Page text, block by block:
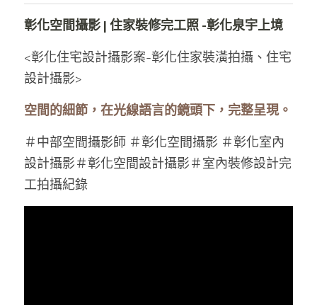
彰化空間攝影 | 住家裝修完工照 -彰化泉宇上境
<彰化住宅設計攝影案-彰化住家裝潢拍攝、住宅
設計攝影>
空間的細節，在光線語言的鏡頭下，完整呈現。
＃中部空間攝影師 ＃彰化空間攝影 ＃彰化室內
設計攝影＃彰化空間設計攝影＃室內裝修設計完
工拍攝紀錄